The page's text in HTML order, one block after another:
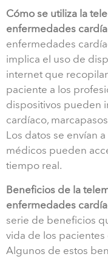
Cómo se utiliza la
enfermedades
enfermedades
implica el uso de
internet que
paciente a los
dispositivos pueden
cardíaco,
Los datos se envían
médicos pueden
tiempo real.
Beneficios de la
enfermedades
serie de beneficios
vida de los
Algunos de estos